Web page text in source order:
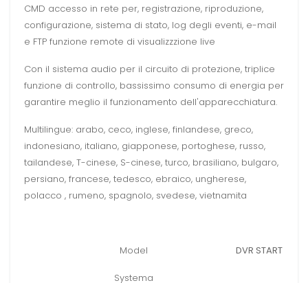
CMD accesso in rete per, registrazione, riproduzione,
configurazione, sistema di stato, log degli eventi, e-mail
e FTP funzione remote di visualizzzione live
Con il sistema audio per il circuito di protezione, triplice
funzione di controllo, bassissimo consumo di energia per
garantire meglio il funzionamento dell'apparecchiatura.
Multilingue: arabo, ceco, inglese, finlandese, greco,
indonesiano, italiano, giapponese, portoghese, russo,
tailandese, T-cinese, S-cinese, turco, brasiliano, bulgaro,
persiano, francese, tedesco, ebraico, ungherese,
polacco , rumeno, spagnolo, svedese, vietnamita
Model DVR START
Systema